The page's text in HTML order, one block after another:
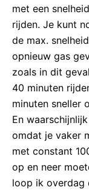
met een
rijden. Je kunt
de max.
opnieuw gas
zoals in dit
40 minuten
minuten sneller
En
omdat je vaker
met constant
op en neer
loop ik overdag